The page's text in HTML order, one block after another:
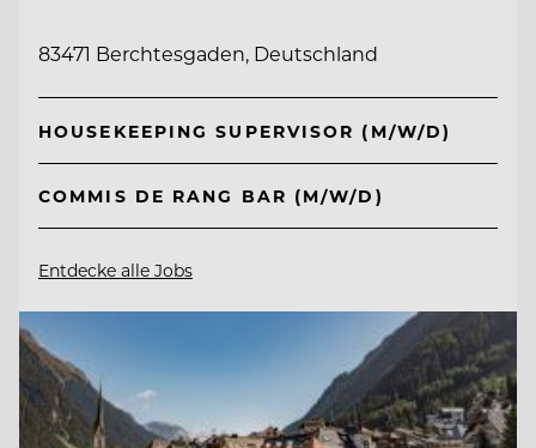
83471 Berchtesgaden, Deutschland
HOUSEKEEPING SUPERVISOR (M/W/D)
COMMIS DE RANG BAR (M/W/D)
Entdecke alle Jobs